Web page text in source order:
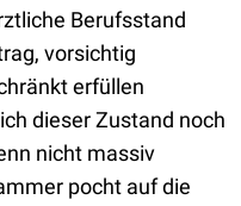
Berufsstand
vorsichtig
erfüllen
dieser Zustand noch
nicht massiv
pocht auf die